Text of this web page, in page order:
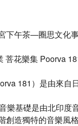
下午茶—圈思文化
菩花樂集 Poorva
181）是由來自
樂基礎是由北印度
創造獨特的音樂風格